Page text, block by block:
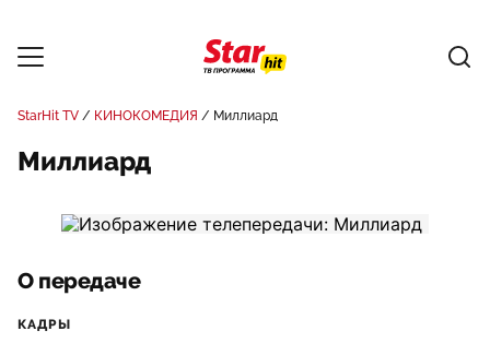
StarHit TV КИНОКОМЕДИЯ Миллиард
Миллиард
О передаче
КАДРЫ